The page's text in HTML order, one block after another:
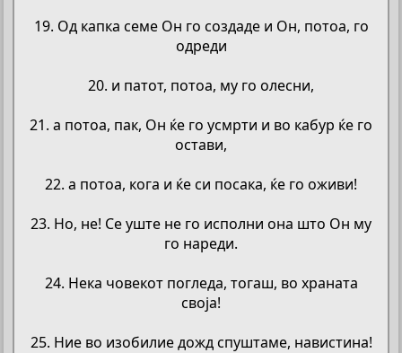
19. Од капка семе Он го создаде и Он, потоа, го
одреди
20. и патот, потоа, му го олесни,
21. а потоа, пак, Он ќе го усмрти и во кабур ќе го
остави,
22. а потоа, кога и ќе си посака, ќе го оживи!
23. Но, не! Се уште не го исполни она што Он му
го нареди.
24. Нека човекот погледа, тогаш, во храната
своја!
25. Ние во изобилие дожд спуштаме, навистина!